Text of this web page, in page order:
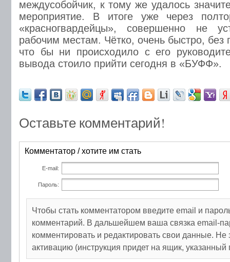
междусобойчик, к тому же удалось
мероприятие. В итоге уже через
«красногвардейцы», совершенно не
рабочим местам. Чётко, очень быстро, без
что бы ни происходило с его
вывода стоило прийти сегодня в «БУФФ».
Оставьте комментарий!
Комментатор / хотите им стать
E-mail:
Пароль:
Чтобы стать комментатором введите email и
комментарий. В дальшейшем ваша связка email-
комментировать и редактировать свои данные. Не
активацию (инструкция придет на ящик, указанный